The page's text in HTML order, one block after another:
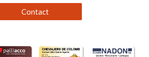
Contact